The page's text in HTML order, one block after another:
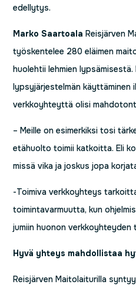
edellytys.
Marko Saartoala Reisjärven
työskentelee 280 eläimen
huolehtii lehmien
lypsyjärjestelmän käyttäminen
verkkoyhteyttä olisi
– Meille on esimerkiksi tosi
etähuolto toimii katkoitta. Eli
missä vika ja joskus jopa
-Toimiva verkkoyhteys
toimintavarmuutta, kun
jumiin huonon verkkoyhteyden
Hyvä yhteys mahdollistaa
Reisjärven Maitolaiturilla